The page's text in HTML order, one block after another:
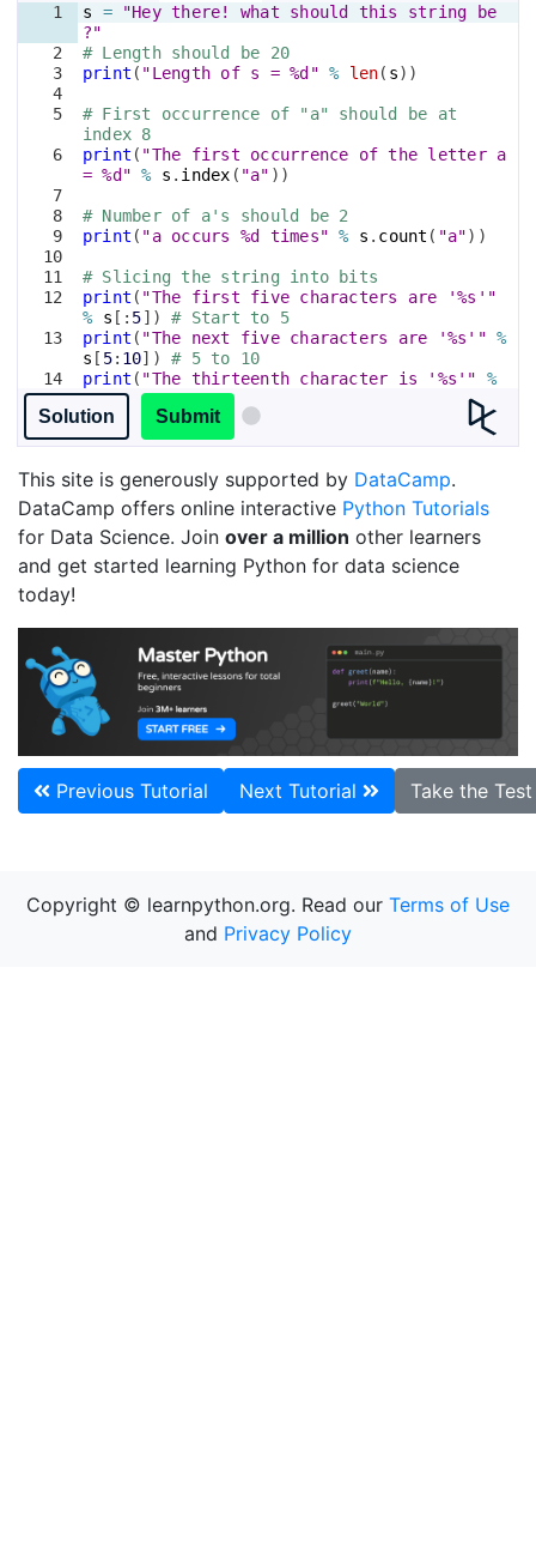
1
2
3
4
5
6
7
8
9
10
11
12
13
14
s =
"Hey there! what should this string be
?"
# Length should be 20
print ( "Length of s = %d" % len( s))
# First occurrence of "a" should be at
index 8
print ( "The first occurrence of the letter a
= %d" % s . index ( "a" ))
# Number of a's should be 2
print ( "a occurs %d times" % s . count ( "a"))
# Slicing the string into bits
print ( "The first five characters are '%s'"
%
s [ : 5])
# Start to 5
print ( "The next five characters are '%s'" %
s [ 5: 10])
# 5 to 10
print ( "The thirteenth character is '%s'"
%
s[12]) # Just number 12
Solution Submit
This site is generously supported by DataCamp.
DataCamp offers online interactive Python Tutorials
for Data Science. Join over a million other learners
and get started learning Python for data science
today!
Previous Tutorial Next Tutorial Take the
Copyright © learnpython.org. Read our Terms of Use
and Privacy Policy